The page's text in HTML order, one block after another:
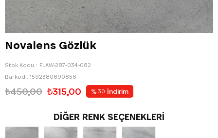
Novalens Gözlük
Stok Kodu
FLAW-287-034-082
Barkod : 1592380890856
₺450,00 ₺315,00 % 30 İndirim
DIĞER RENK SEÇENEKLERI